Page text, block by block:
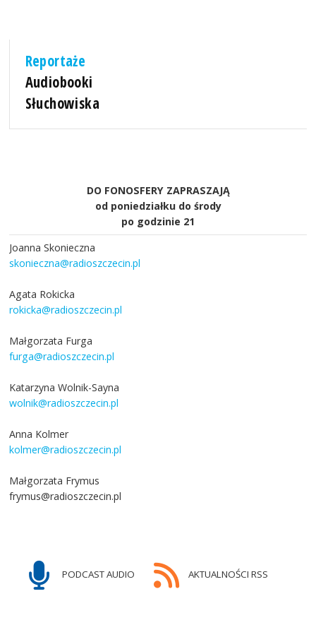
Reportaże
Audiobooki
Słuchowiska
DO FONOSFERY ZAPRASZAJĄ
od poniedziałku do środy
po godzinie 21
Joanna Skonieczna
skonieczna@radioszczecin.pl
Agata Rokicka
rokicka@radioszczecin.pl
Małgorzata Furga
furga@radioszczecin.pl
Katarzyna Wolnik-Sayna
wolnik@radioszczecin.pl
Anna Kolmer
kolmer@radioszczecin.pl
Małgorzata Frymus
frymus@radioszczecin.pl
PODCAST AUDIO AKTUALNOŚCI RSS